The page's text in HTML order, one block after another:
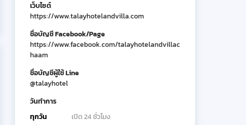
เว็บไซต์
https://www.talayhotelandvilla.com
ชื่อบัญชี Facebook/Page
https://www.facebook.com/talayhotelandvillac
haam
ชื่อบัญชีผู้ใช้ Line
@talayhotel
วันทำการ
ทุกวัน
เปิด 24 ชั่วโมง